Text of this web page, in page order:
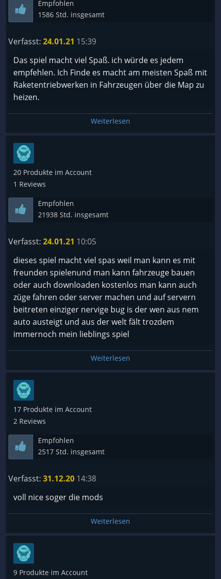
Empfohlen
1586 Std. insgesamt
Verfasst: 24.01.21 15:39
Das spiel macht viel Spaß. ich würde es jedem
empfehlen. Ich Finde es macht am meisten Spaß mit
Raketentriebwerken in Fahrzeugen über die Map zu
heizen.
Weiterlesen
20 Produkte im Account
1 Reviews
Empfohlen
21938 Std. insgesamt
Verfasst: 24.01.21 10:05
dieses spiel macht viel spas weil man kann es mit
freunden spielenund man kann fahrzeuge bauen
oder auch downloaden kostenlos man kann auch
züge fahren oder server machen und auf servern
beitreten einziger nervige bug is der wen aus nem
auto austeigt und aus der welt fält trozdem
immernoch mein lieblings spiel
Weiterlesen
17 Produkte im Account
2 Reviews
Empfohlen
2517 Std. insgesamt
Verfasst: 31.12.20 14:38
voll nice soger die mods
Weiterlesen
9 Produkte im Account